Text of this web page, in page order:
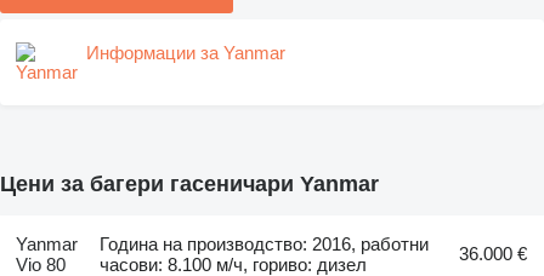
Информации за Yanmar
Цени за багери гасеничари Yanmar
Yanmar
Vio 80
Година на производство: 2016, работни
часови: 8.100 м/ч, гориво: дизел
36.000 €